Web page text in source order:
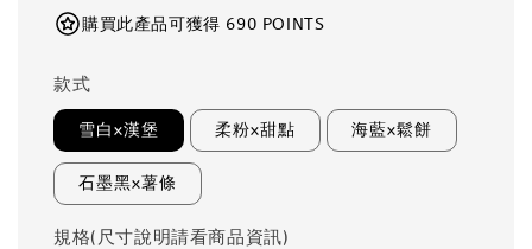
購買此產品可獲得 690 POINTS
款式
雪白x漢堡 柔粉x甜點 海藍x鬆餅
石墨黑x薯條
規格(尺寸說明請看商品資訊)